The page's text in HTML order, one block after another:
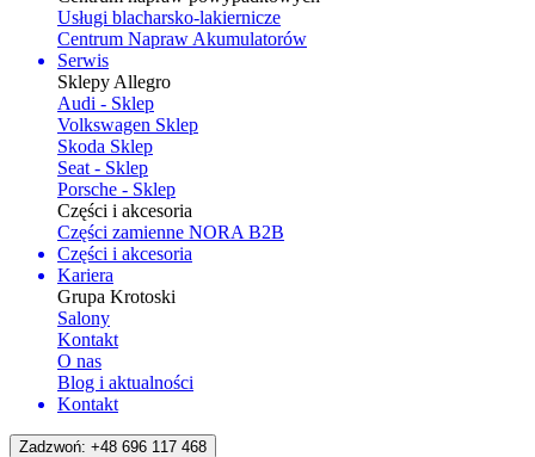
Usługi blacharsko-lakiernicze
Centrum Napraw Akumulatorów
Serwis
Sklepy Allegro
Audi - Sklep
Volkswagen Sklep
Skoda Sklep
Seat - Sklep
Porsche - Sklep
Części i akcesoria
Części zamienne NORA B2B
Części i akcesoria
Kariera
Grupa Krotoski
Salony
Kontakt
O nas
Blog i aktualności
Kontakt
Zadzwoń: +48 696 117 468